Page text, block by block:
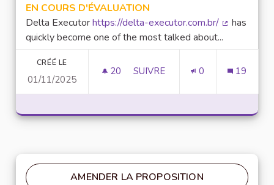
EN COURS D'ÉVALUATION
Delta Executorhttps://delta-executor.com.br/
has
quickly become one of the most talked about...
CRÉÉ LE
01/11/2025
20 20 ABONNÉS
SUIVRE 0 19
AMENDER LA PROPOSITION